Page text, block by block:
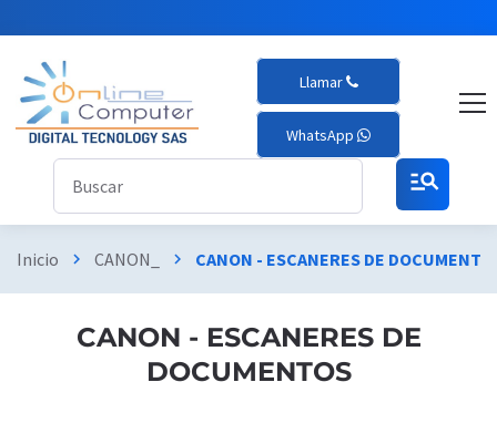
Llamar
WhatsApp
manage_search
Inicio chevron_right CANON_ chevron_right CANON - ESCANERES DE
CANON - ESCANERES DE
DOCUMENTOS